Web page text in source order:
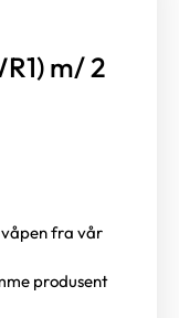
m/ 2
fra vår
produsent